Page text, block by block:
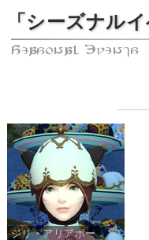
「シーズナル
Seasonal Events
ジリ・アリアポー